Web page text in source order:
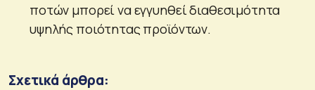
ποτών μπορεί να εγγυηθεί διαθεσιμότητα
υψηλής ποιότητας προϊόντων.
Σχετικά άρθρα: